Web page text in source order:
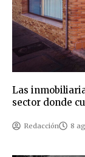
Las
sector donde
Redacción 8